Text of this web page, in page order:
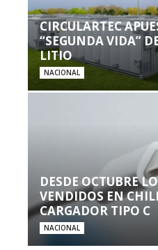
CIRCULARTEC
“SEGUNDA VIDA”
LITIO
NACIONAL
DESDE OCTUBRE
VENDIDOS EN
CARGADOR TIPO C
NACIONAL